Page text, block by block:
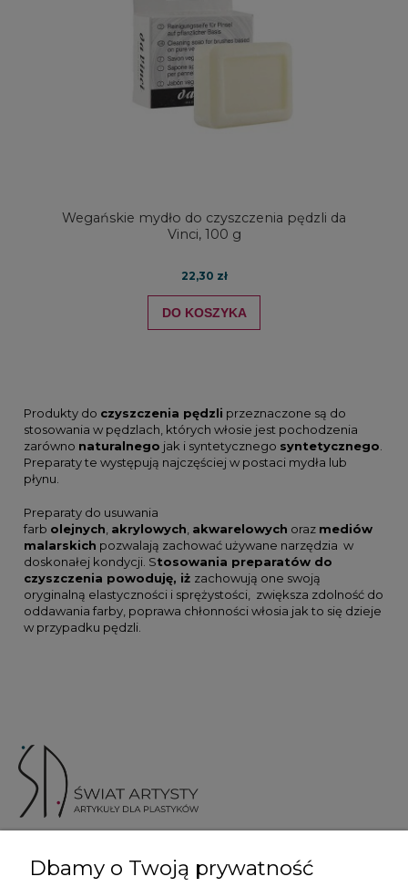
Wegańskie mydło do czyszczenia pędzli da
Vinci, 100 g
22,30 zł
DO KOSZYKA
Produkty do czyszczenia pędzli przeznaczone są do
stosowania w pędzlach, których włosie jest pochodzenia
zarówno naturalnego jak i syntetycznego syntetycznego
Preparaty te występują najczęściej w postaci mydła lub
płynu.
Preparaty do usuwania
farb olejnych, akrylowych, akwarelowych oraz mediów
malarskich pozwalają zachować używane narzędzia w
doskonałej kondycji. Stosowania preparatów do
czyszczenia powoduję, iż zachowują one swoją
oryginalną elastyczności i sprężystości, zwiększa zdolność do
oddawania farby, poprawa chłonności włosia jak to się dzieje
w przypadku pędzli.
Dbamy o Twoją prywatność